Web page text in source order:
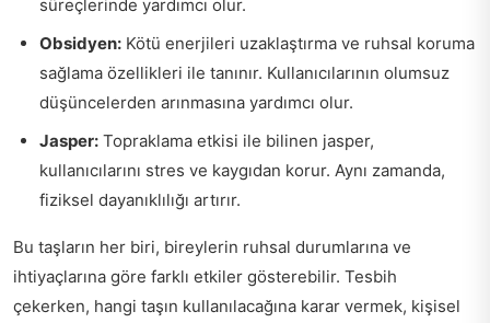
süreçlerinde yardımcı olur.
Obsidyen: Kötü enerjileri uzaklaştırma ve ruhsal koruma
sağlama özellikleri ile tanınır. Kullanıcılarının olumsuz
düşüncelerden arınmasına yardımcı olur.
Jasper: Topraklama etkisi ile bilinen jasper,
kullanıcılarını stres ve kaygıdan korur. Aynı zamanda,
fiziksel dayanıklılığı artırır.
Bu taşların her biri, bireylerin ruhsal durumlarına ve
ihtiyaçlarına göre farklı etkiler gösterebilir. Tesbih
çekerken, hangi taşın kullanılacağına karar vermek, kişisel